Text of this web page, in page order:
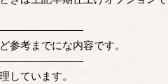
参考までにな内容です。
しています。